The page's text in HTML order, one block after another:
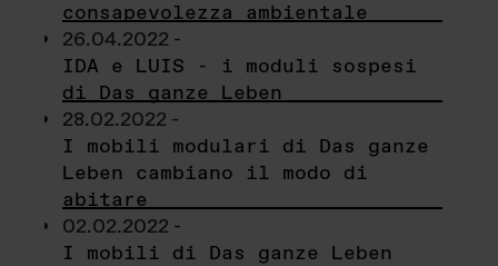
consapevolezza ambientale
26.04.2022 -
IDA e LUIS - i moduli sospesi
di Das ganze Leben
28.02.2022 -
I mobili modulari di Das ganze
Leben cambiano il modo di
abitare
02.02.2022 -
I mobili di Das ganze Leben